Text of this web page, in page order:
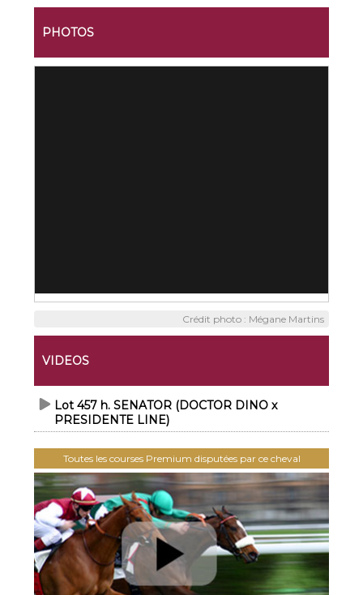
PHOTOS
Crédit photo : Mégane Martins
VIDEOS
Lot 457 h. SENATOR (DOCTOR DINO x
PRESIDENTE LINE)
Toutes les courses Premium disputées par ce cheval